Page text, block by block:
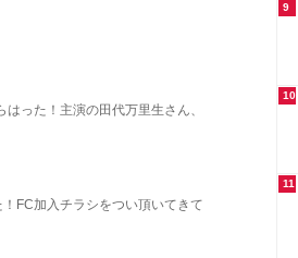
った！主演の田代万里生さん、
FC加入チラシをつい頂いてきて
9
10
11